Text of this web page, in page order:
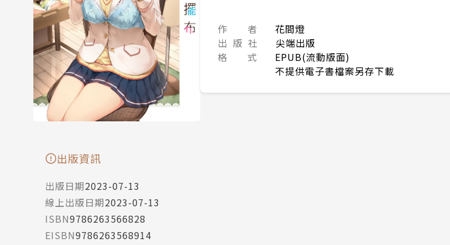
作 者
花間燈
出 版 社
尖端出版
格 式
EPUB(流動版面)
不提供電子書檔案另存下載
出版資訊
出版日期2023-07-13
線上出版日期2023-07-13
ISBN9786263566828
EISBN9786263568914